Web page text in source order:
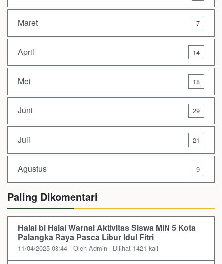
Maret 7
April 14
Mei 18
Juni 29
Juli 21
Agustus 9
Paling Dikomentari
Halal bi Halal Warnai Aktivitas Siswa MIN 5 Kota
Palangka Raya Pasca Libur Idul Fitri
11/04/2025 08:44 - Oleh Admin - Dilihat 1421 kali